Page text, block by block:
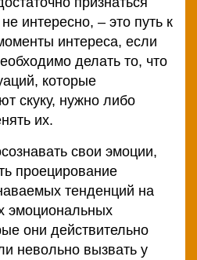
интересно, – это путь к
интереса, если
делать то, что
которые
скуку, нужно либо
их.
свои эмоции,
проецирование
тенденций на
эмоциональных
они действительно
невольно вызвать у